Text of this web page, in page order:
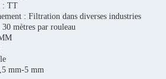
: TT
: Filtration dans diverses industries
mètres par rouleau
mm-5 mm